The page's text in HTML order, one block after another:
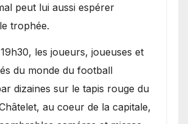
peut lui aussi espérer
trophée.
les joueurs, joueuses et
du monde du football
dizaines sur le tapis rouge du
au coeur de la capitale,